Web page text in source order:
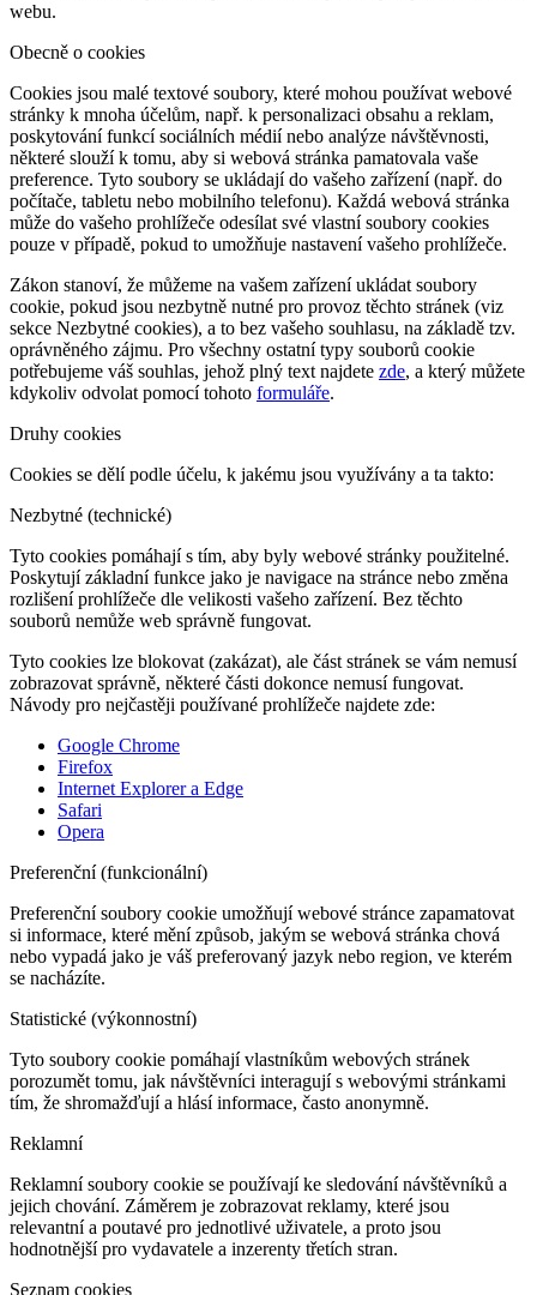
webu.
Obecně o cookies
Cookies jsou malé textové soubory, které mohou používat webové
stránky k mnoha účelům, např. k personalizaci obsahu a reklam,
poskytování funkcí sociálních médií nebo analýze návštěvnosti,
některé slouží k tomu, aby si webová stránka pamatovala vaše
preference. Tyto soubory se ukládají do vašeho zařízení (např. do
počítače, tabletu nebo mobilního telefonu). Každá webová stránka
může do vašeho prohlížeče odesílat své vlastní soubory cookies
pouze v případě, pokud to umožňuje nastavení vašeho prohlížeče.
Zákon stanoví, že můžeme na vašem zařízení ukládat soubory
cookie, pokud jsou nezbytně nutné pro provoz těchto stránek (viz
sekce Nezbytné cookies), a to bez vašeho souhlasu, na základě tzv.
oprávněného zájmu. Pro všechny ostatní typy souborů cookie
potřebujeme váš souhlas, jehož plný text najdete zde, a který můžete
kdykoliv odvolat pomocí tohoto formuláře.
Druhy cookies
Cookies se dělí podle účelu, k jakému jsou využívány a ta takto:
Nezbytné (technické)
Tyto cookies pomáhají s tím, aby byly webové stránky použitelné.
Poskytují základní funkce jako je navigace na stránce nebo změna
rozlišení prohlížeče dle velikosti vašeho zařízení. Bez těchto
souborů nemůže web správně fungovat.
Tyto cookies lze blokovat (zakázat), ale část stránek se vám nemusí
zobrazovat správně, některé části dokonce nemusí fungovat.
Návody pro nejčastěji používané prohlížeče najdete zde:
Google Chrome
Firefox
Internet Explorer a Edge
Safari
Opera
Preferenční (funkcionální)
Preferenční soubory cookie umožňují webové stránce zapamatovat
si informace, které mění způsob, jakým se webová stránka chová
nebo vypadá jako je váš preferovaný jazyk nebo region, ve kterém
se nacházíte.
Statistické (výkonnostní)
Tyto soubory cookie pomáhají vlastníkům webových stránek
porozumět tomu, jak návštěvníci interagují s webovými stránkami
tím, že shromažďují a hlásí informace, často anonymně.
Reklamní
Reklamní soubory cookie se používají ke sledování návštěvníků a
jejich chování. Záměrem je zobrazovat reklamy, které jsou
relevantní a poutavé pro jednotlivé uživatele, a proto jsou
hodnotnější pro vydavatele a inzerenty třetích stran.
Seznam cookies